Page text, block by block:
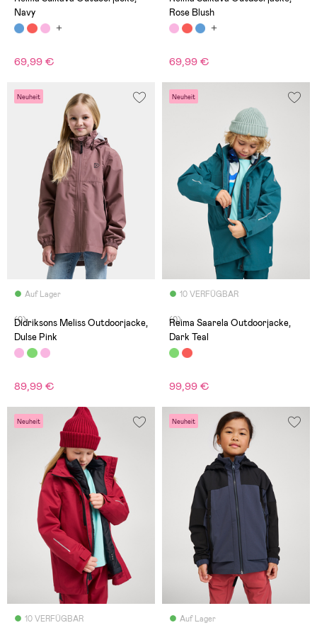
Navy
69,99 €
Rose Blush
69,99 €
Neuheit
Auf Lager
(0)
Didriksons Meliss Outdoorjacke,
Dulse Pink
89,99 €
Neuheit
10 VERFÜGBAR
(0)
Reima Saarela Outdoorjacke,
Dark Teal
99,99 €
Neuheit
10 VERFÜGBAR
Neuheit
Auf Lager